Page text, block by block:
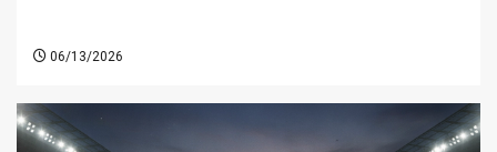
06/13/2026